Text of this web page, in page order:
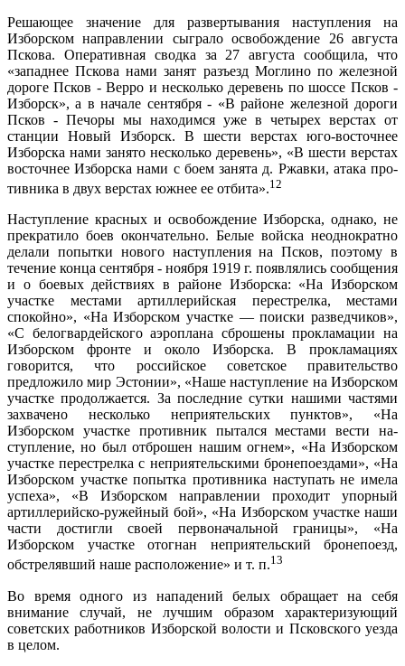
Решающее значение для развертывания наступле­ния на
Изборском направлении сыграло освобождение 26 августа
Пскова. Оперативная сводка за 27 августа сообщила, что
«западнее Пскова нами занят разъезд Моглино по железной
дороге Псков - Верро и несколько деревень по шоссе Псков -
Изборск», а в начале сентя­бря - «В районе железной дороги
Псков - Печоры мы на­ходимся уже в четырех верстах от
станции Новый Из­борск. В шести верстах юго-восточнее
Изборска нами занято несколько деревень», «В шести верстах
восточ­нее Изборска нами с боем занята д. Ржавки, атака про­
тивника в двух верстах южнее ее отбита».12
Наступление красных и освобождение Изборска, од­нако, не
прекратило боев окончательно. Белые войска неоднократно
делали попытки нового наступления на Псков, поэтому в
течение конца сентября - ноября 1919 г. появлялись сообщения
и о боевых действиях в районе Изборска: «На Изборском
участке местами артиллерий­ская перестрелка, местами
спокойно», «На Изборском участке — поиски разведчиков»,
«С белогвардейского аэроплана сброшены прокламации на
Изборском фрон­те и около Изборска. В прокламациях
говорится, что российское советское правительство
предложило мир Эстонии», «Наше наступление на Изборском
участке продолжается. За последние сутки нашими частями
за­хвачено несколько неприятельских пунктов», «На
Изборском участке противник пытался местами вести на­
ступление, но был отброшен нашим огнем», «На Избор­ском
участке перестрелка с неприятельскими бронепо­ездами», «На
Изборском участке попытка противника наступать не имела
успеха», «В Изборском направлении проходит упорный
артиллерийско-ружейный бой», «На Изборском участке наши
части достигли своей перво­начальной границы», «На
Изборском участке отогнан неприятельский бронепоезд,
обстрелявший наше рас­положение» и т. п.13
Во время одного из нападений белых обращает на себя
внимание случай, не лучшим образом характе­ризующий
советских работников Изборской волости и Псковского уезда
в целом.